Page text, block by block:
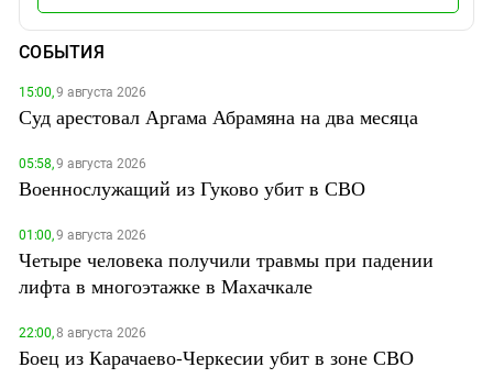
СОБЫТИЯ
15:00,9 августа 2026
Суд арестовал Аргама Абрамяна на два месяца
05:58,9 августа 2026
Военнослужащий из Гуково убит в СВО
01:00,9 августа 2026
Четыре человека получили травмы при падении
лифта в многоэтажке в Махачкале
22:00,8 августа 2026
Боец из Карачаево-Черкесии убит в зоне СВО